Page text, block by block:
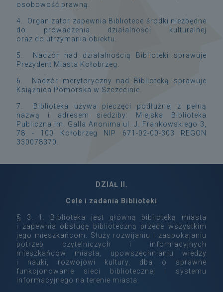
osobowość prawną.
4. Organizator zapewnia Bibliotece środki niezbędne
do prowadzenia działalności kulturalnej
oraz do utrzymania obiektu.
5. Nadzór nad działalnością Biblioteki sprawuje
Prezydent Miasta Kołobrzeg.
6. Nadzór merytoryczny nad Biblioteką sprawuje
Książnica Pomorska w Szczecinie.
7. Biblioteka używa pieczęci podłużnej z pełną
nazwą i adresem siedziby: Miejska Biblioteka
Publiczna im. Galla Anonima ul. J. Frankowskiego 3,
78 - 100 Kołobrzeg NIP 671-02-00-303 REGON
330078370.
DZIAŁ II.
Cele i zadania Biblioteki
§ 3. 1. Biblioteka jest główną biblioteką miasta
i zapewnia obsługę biblioteczną przede wszystkim
jego mieszkańcom. Służy rozwijaniu i zaspokajaniu
potrzeb czytelniczych i informacyjnych
mieszkańców miasta, upowszechnianiu wiedzy
i nauki, rozwojowi kultury, dba o sprawne
funkcjonowanie sieci bibliotecznej i systemu
informacyjnego na terenie miasta.